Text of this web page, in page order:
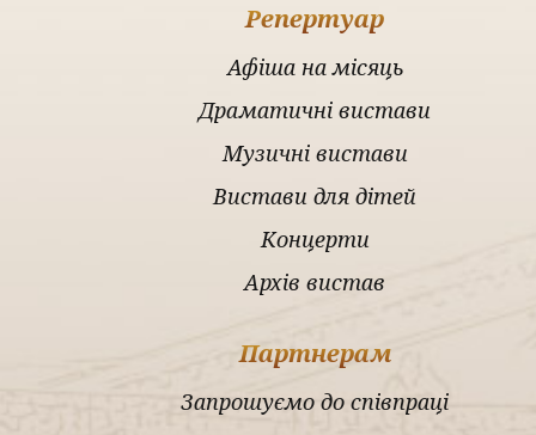
Репертуар
Афіша на місяць
Драматичні вистави
Музичні вистави
Вистави для дітей
Концерти
Архів вистав
Партнерам
Запрошуємо до співпраці